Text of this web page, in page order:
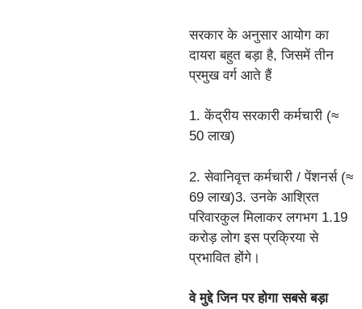
सरकार के अनुसार आयोग का
दायरा बहुत बड़ा है, जिसमें तीन
प्रमुख वर्ग आते हैं
1. केंद्रीय सरकारी कर्मचारी (≈
50 लाख)
2. सेवानिवृत्त कर्मचारी / पेंशनर्स (≈
69 लाख)3. उनके आश्रित
परिवारकुल मिलाकर लगभग 1.19
करोड़ लोग इस प्रक्रिया से
प्रभावित होंगे।
वे मुद्दे जिन पर होगा सबसे बड़ा